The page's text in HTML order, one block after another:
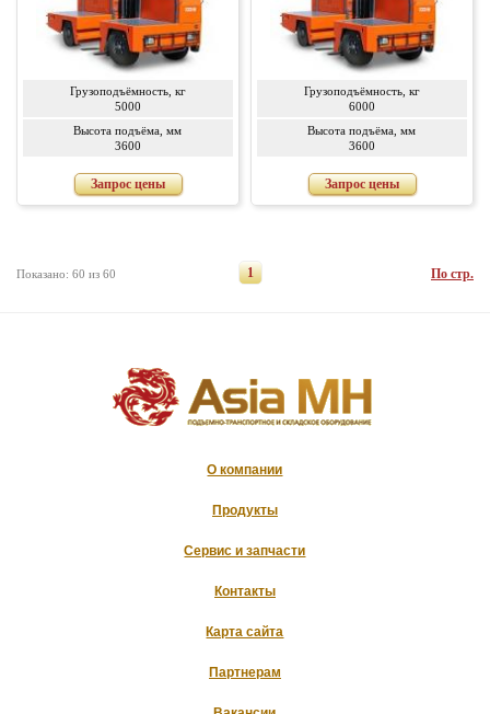
Грузоподъёмность, кг
5000
Высота подъёма, мм
3600
Запрос цены
Грузоподъёмность, кг
6000
Высота подъёма, мм
3600
Запрос цены
Показано: 60 из 60 По стр.
1
О компании
Продукты
Сервис и запчасти
Контакты
Карта сайта
Партнерам